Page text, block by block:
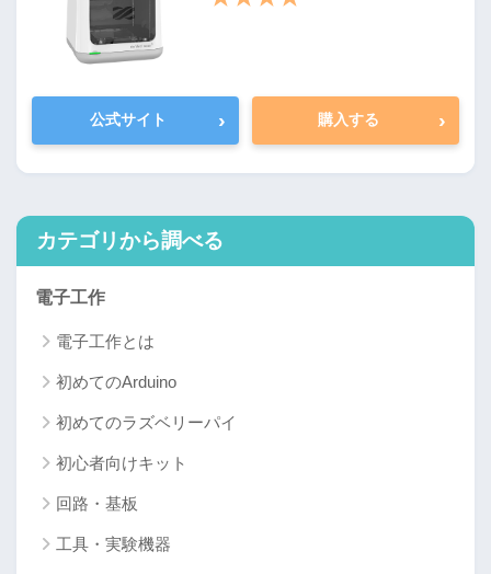
公式サイト › 購入する ›
カテゴリから調べる
電子工作
電子工作とは
初めてのArduino
初めてのラズベリーパイ
初心者向けキット
回路・基板
工具・実験機器